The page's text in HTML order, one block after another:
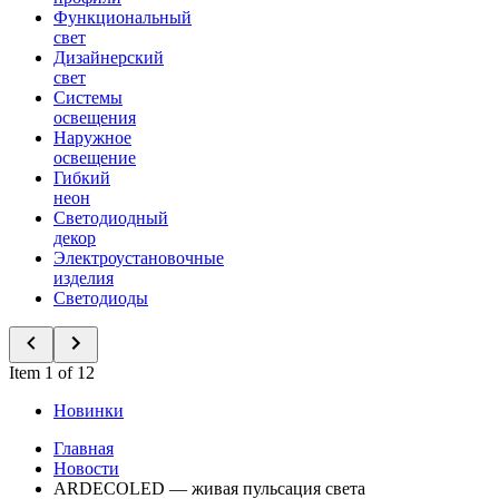
Функциональный
свет
Дизайнерский
свет
Системы
освещения
Наружное
освещение
Гибкий
неон
Светодиодный
декор
Электроустановочные
изделия
Светодиоды
Item 1 of 12
Новинки
Главная
Новости
ARDECOLED — живая пульсация света